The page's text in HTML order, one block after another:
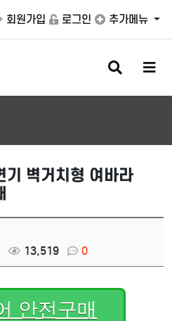
회원가입 로그인 추가메뉴
검
색
버
메
버
기 벽거치형 여바라
13,519 0
안전구매